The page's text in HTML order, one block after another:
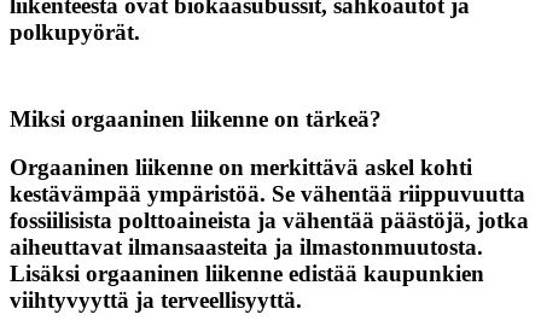
polkupyörät.
Miksi orgaaninen liikenne on tärkeä?
Orgaaninen liikenne on merkittävä askel kohti
kestävämpää ympäristöä. Se vähentää riippuvuutta
fossiilisista polttoaineista ja vähentää päästöjä, jotka
aiheuttavat ilmansaasteita ja ilmastonmuutosta.
Lisäksi orgaaninen liikenne edistää kaupunkien
viihtyvyyttä ja terveellisyyttä.